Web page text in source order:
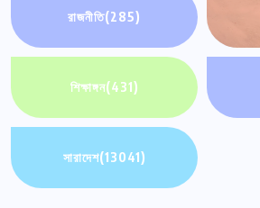
রাজনীতি(285)
শিক্ষাঙ্গন(431)
সারাদেশ(13041)